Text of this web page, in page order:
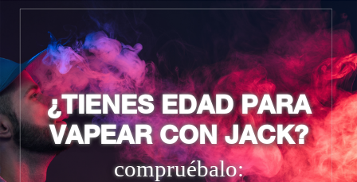
¿TIENES EDAD PARA
VAPEAR CON JACK?
compruébalo:
2 otros productos en la misma
categoría: